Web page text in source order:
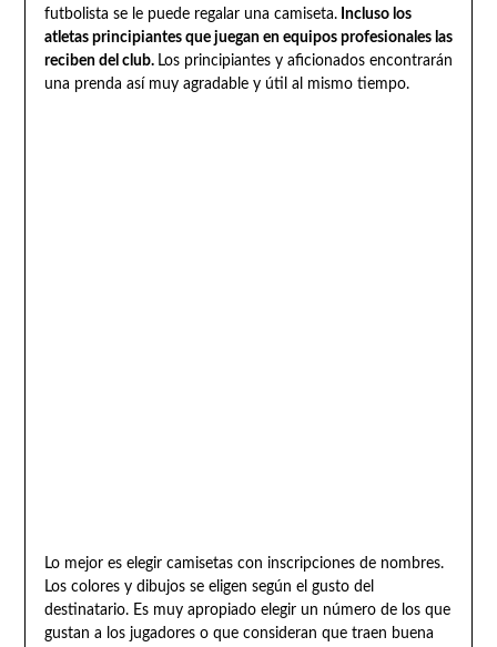
futbolista se le puede regalar una camiseta.Incluso los
atletas principiantes que juegan en equipos profesionales las
reciben del club. Los principiantes y aficionados encontrarán
una prenda así muy agradable y útil al mismo tiempo.
Lo mejor es elegir camisetas con inscripciones de nombres.
Los colores y dibujos se eligen según el gusto del
destinatario. Es muy apropiado elegir un número de los que
gustan a los jugadores o que consideran que traen buena